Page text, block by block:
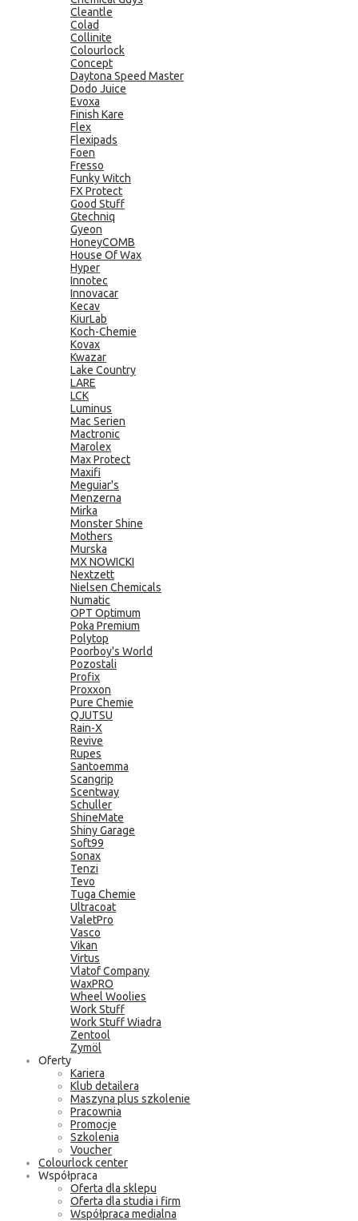
Cleantle
Colad
Collinite
Colourlock
Concept
Daytona Speed Master
Dodo Juice
Evoxa
Finish Kare
Flex
Flexipads
Foen
Fresso
Funky Witch
FX Protect
Good Stuff
Gtechniq
Gyeon
HoneyCOMB
House Of Wax
Hyper
Innotec
Innovacar
Kecav
KiurLab
Koch-Chemie
Kovax
Kwazar
Lake Country
LARE
LCK
Luminus
Mac Serien
Mactronic
Marolex
Max Protect
Maxifi
Meguiar's
Menzerna
Mirka
Monster Shine
Mothers
Murska
MX NOWICKI
Nextzett
Nielsen Chemicals
Numatic
OPT Optimum
Poka Premium
Polytop
Poorboy's World
Pozostali
Profix
Proxxon
Pure Chemie
QJUTSU
Rain-X
Revive
Rupes
Santoemma
Scangrip
Scentway
Schuller
ShineMate
Shiny Garage
Soft99
Sonax
Tenzi
Tevo
Tuga Chemie
Ultracoat
ValetPro
Vasco
Vikan
Virtus
Vlatof Company
WaxPRO
Wheel Woolies
Work Stuff
Work Stuff Wiadra
Zentool
Zymöl
Oferty
Kariera
Klub detailera
Maszyna plus szkolenie
Pracownia
Promocje
Szkolenia
Voucher
Colourlock center
Współpraca
Oferta dla sklepu
Oferta dla studia i firm
Współpraca medialna